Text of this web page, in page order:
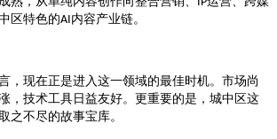
区特色的AI 内容产业链。
，现在正是进入这一领域的最佳时机。市场尚
，技术工具日益友好。更重要的是， 城中区这
之不尽的故事宝库。